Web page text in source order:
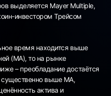
выделяется Mayer Multiple,
инвестором Трейсом
время находится выше
(MA), то на рынке
– преобладание достаётся
выше MA,
актива и